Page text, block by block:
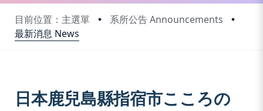
目前位置：主選單
系所公告 Announcements
最新消息 News
日本鹿兒島縣指宿市こころの